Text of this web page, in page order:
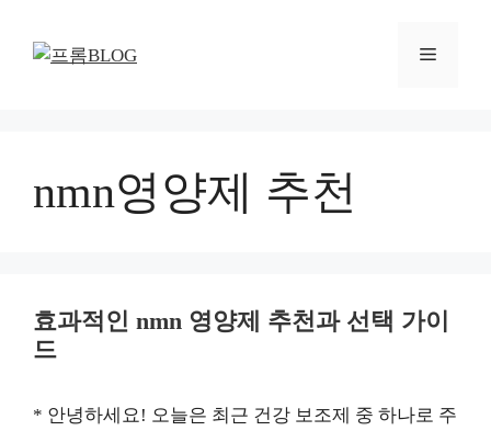
메
nmn영양제 추천
효과적인 nmn 영양제 추천과 선택 가이
드
* 안녕하세요! 오늘은 최근 건강 보조제 중 하나로 주